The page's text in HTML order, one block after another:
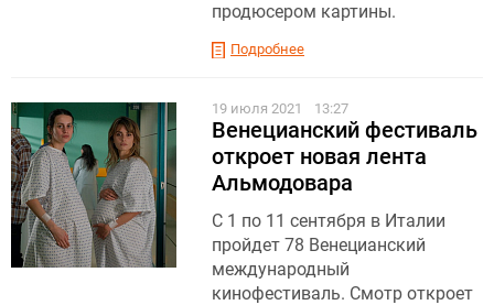
продюсером картины.
Подробнее
19 июля 2021 13:27
Венецианский фестиваль
откроет новая лента
Альмодовара
С 1 по 11 сентября в Италии
пройдет 78 Венецианский
международный
кинофестиваль. Смотр откроет